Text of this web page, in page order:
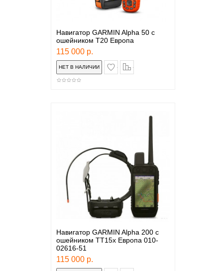
Навигатор GARMIN Alpha 50 с
ошейником T20 Европа
115 000 р.
в закладки
Навигатор GARMIN Alpha 200 с
ошейником TT15x Европа 010-
02616-51
115 000 р.